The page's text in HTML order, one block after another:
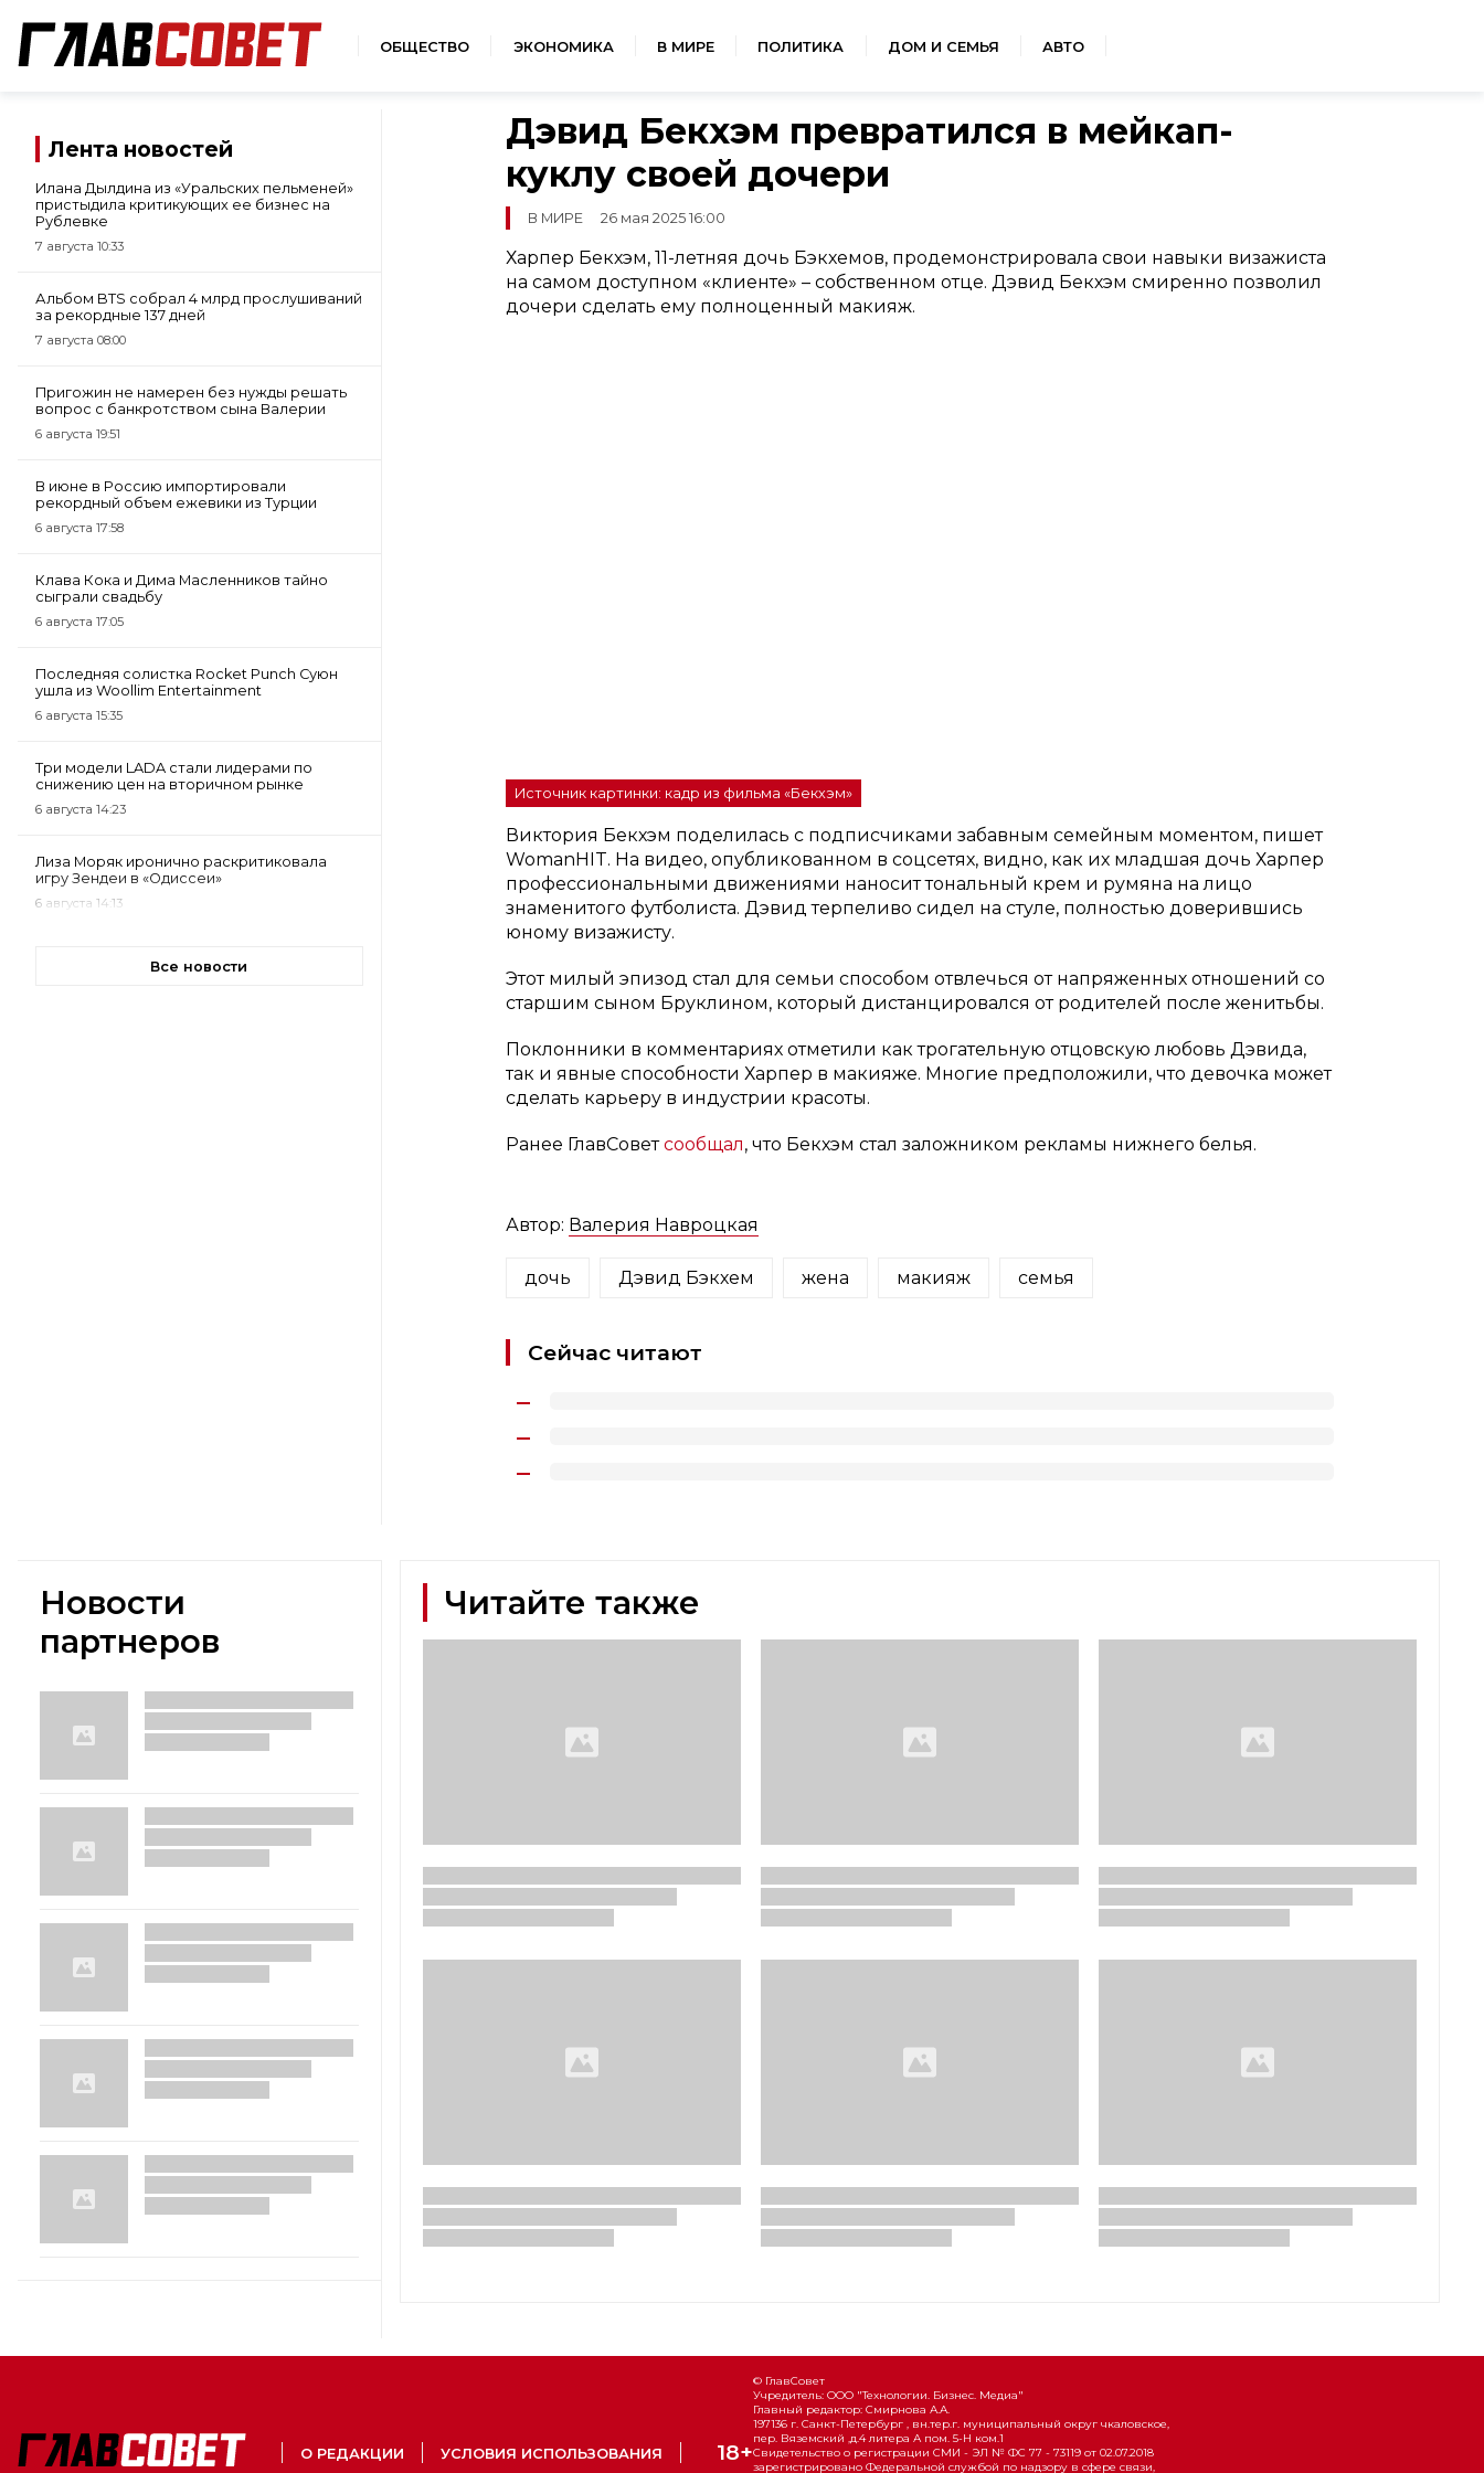
ОБЩЕСТВО ЭКОНОМИКА В МИРЕ ПОЛИТИКА ДОМ И СЕМЬЯ АВТО
Лента новостей
Илана Дылдина из «Уральских пельменей»
пристыдила критикующих ее бизнес на
Рублевке
7 августа 10:33
Альбом BTS собрал 4 млрд прослушиваний
за рекордные 137 дней
7 августа 08:00
Пригожин не намерен без нужды решать
вопрос с банкротством сына Валерии
6 августа 19:51
В июне в Россию импортировали
рекордный объем ежевики из Турции
6 августа 17:58
Клава Кока и Дима Масленников тайно
сыграли свадьбу
6 августа 17:05
Последняя солистка Rocket Punch Суюн
ушла из Woollim Entertainment
6 августа 15:35
Три модели LADA стали лидерами по
снижению цен на вторичном рынке
6 августа 14:23
Лиза Моряк иронично раскритиковала
игру Зендеи в «Одиссеи»
6 августа 14:13
Все новости
Дэвид Бекхэм превратился в мейкап-
куклу своей дочери
В МИРЕ 26 мая 2025 16:00
Харпер Бекхэм, 11-летняя дочь Бэкхемов, продемонстрировала свои навыки визажиста
на самом доступном «клиенте» – собственном отце. Дэвид Бекхэм смиренно позволил
дочери сделать ему полноценный макияж.
Источник картинки: кадр из фильма «Бекхэм»
Виктория Бекхэм поделилась с подписчиками забавным семейным моментом, пишет
WomanHIT. На видео, опубликованном в соцсетях, видно, как их младшая дочь Харпер
профессиональными движениями наносит тональный крем и румяна на лицо
знаменитого футболиста. Дэвид терпеливо сидел на стуле, полностью доверившись
юному визажисту.
Этот милый эпизод стал для семьи способом отвлечься от напряженных отношений со
старшим сыном Бруклином, который дистанцировался от родителей после женитьбы.
Поклонники в комментариях отметили как трогательную отцовскую любовь Дэвида,
так и явные способности Харпер в макияже. Многие предположили, что девочка может
сделать карьеру в индустрии красоты.
Ранее ГлавСоветсообщал, что Бекхэм стал заложником рекламы нижнего белья.
Автор: Валерия Навроцкая
дочь Дэвид Бэкхем жена макияж семья
Сейчас читают
Новости
партнеров
Читайте также
О РЕДАКЦИИ УСЛОВИЯ ИСПОЛЬЗОВАНИЯ 18+
© ГлавСовет
Учредитель: ООО "Технологии. Бизнес. Медиа"
Главный редактор: Смирнова А.А.
197136 г. Санкт-Петербург , вн.тер.г. муниципальный округ чкаловское,
пер. Вяземский ,д.4 литера А пом. 5-Н ком.1
Свидетельство о регистрации СМИ - ЭЛ № ФС 77 - 73119 от 02.07.2018
зарегистрировано Федеральной службой по надзору в сфере связи,